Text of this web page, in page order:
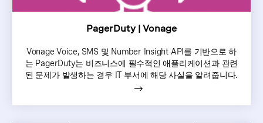
PagerDuty | Vonage
Vonage Voice, SMS 및 Number Insight API를 기반으로 하
는 PagerDuty는 비즈니스에 필수적인 애플리케이션과 관련
된 문제가 발생하는 경우 IT 부서에 해당 사실을 알려줍니다.